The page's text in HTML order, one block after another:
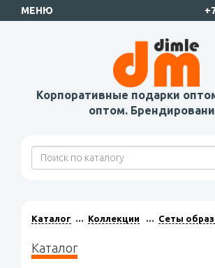
МЕНЮ
Корпоративные подарки
оптом.
Каталог Коллекции Сеты
Каталог